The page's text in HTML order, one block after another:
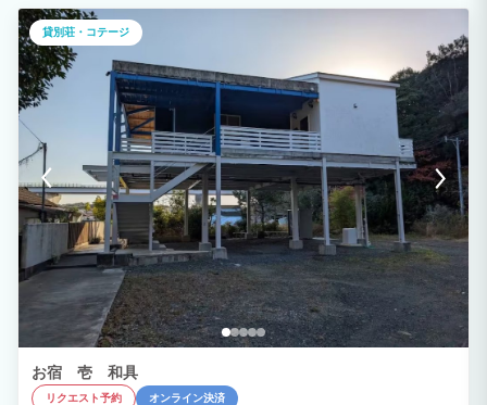
ただけます。リビングには土間スペースと小上がりを設け、ハンモックでくつろいだ
り、読書を楽しんだり、それぞれのスタイルで思い思いの時間を満喫できます。 100
インチの大型スクリーンを完備しているため、映画鑑賞や動画配信サービス、スポーツ
観戦、ゲームなども迫力ある映像で楽しめます。大人数でもゆったり過ごせる空間は、
雨の日や夜の団らんにもぴったりです。 キッチンには本格的な厨房設備や大型冷蔵
庫、充実した調理器具を備えています。伊勢志摩ならではの新鮮な海の幸や地元食材を
持ち寄り、みんなで料理を楽しむのも一棟貸しならではの魅力。長期滞在や連泊にも快
適にご利用いただけます。 屋外には英虞湾を望む開放的なウッドデッキを備え、自然
を感じながらBBQを満喫できます。周囲を気にせずプライベートな時間を過ごせるた
め、お子さま連れのファミリーから大人数のグループまで、気兼ねなくお楽しみいただ
けます。 周辺には伊勢神宮や志摩スペイン村、横山展望台、英虞湾クルーズなど、伊
勢志摩を代表する観光スポットが点在しており、観光・グルメ・自然体験の拠点として
も便利なロケーションです。 最大17名まで宿泊可能な広々としたプライベートヴィラ
で、大切な家族や仲間と過ごす特別なひとときを。伊勢志摩で一棟貸し・貸別荘・大人
数で泊まれる宿をお探しの方におすすめの、自然・快適さ・プライバシーを兼ね備えた
ヴィラです。
貸別荘・コテージ
お宿 壱 和具
リクエスト予約 オンライン決済